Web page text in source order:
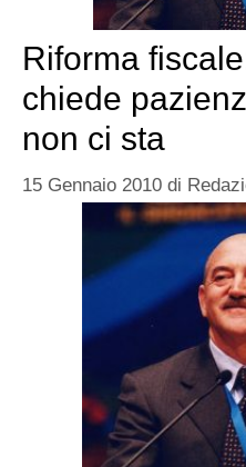
Riforma
chiede
non ci sta
15 Gennaio 2010 di